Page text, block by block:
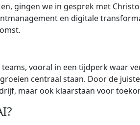
gingen we in gesprek met
en digitale
vooral in een tijdperk waar
centraal staan. Door de
maar ook klaarstaan voor